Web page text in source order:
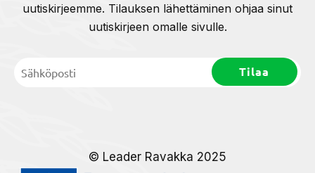
uutiskirjeemme. Tilauksen lähettäminen ohjaa sinut
uutiskirjeen omalle sivulle.
© Leader Ravakka 2025